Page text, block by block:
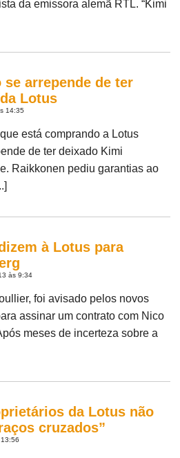
da emissora alemã RTL. “Kimi
se arrepende de ter
Lotus
14:35
está comprando a Lotus
de ter deixado Kimi
Raikkonen pediu garantias ao
à Lotus para
às 9:34
foi avisado pelos novos
assinar um contrato com Nico
meses de incerteza sobre a
da Lotus não
cruzados”